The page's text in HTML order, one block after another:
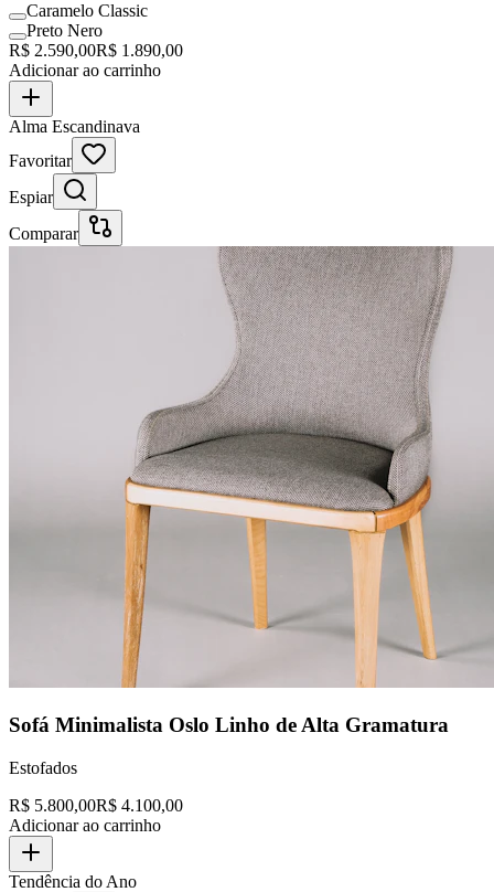
Caramelo Classic
Preto Nero
R$ 2.590,00R$ 1.890,00
Adicionar ao carrinho
Alma Escandinava
Favoritar
Espiar
Comparar
Sofá Minimalista Oslo Linho de Alta Gramatura
Estofados
R$ 5.800,00R$ 4.100,00
Adicionar ao carrinho
Tendência do Ano